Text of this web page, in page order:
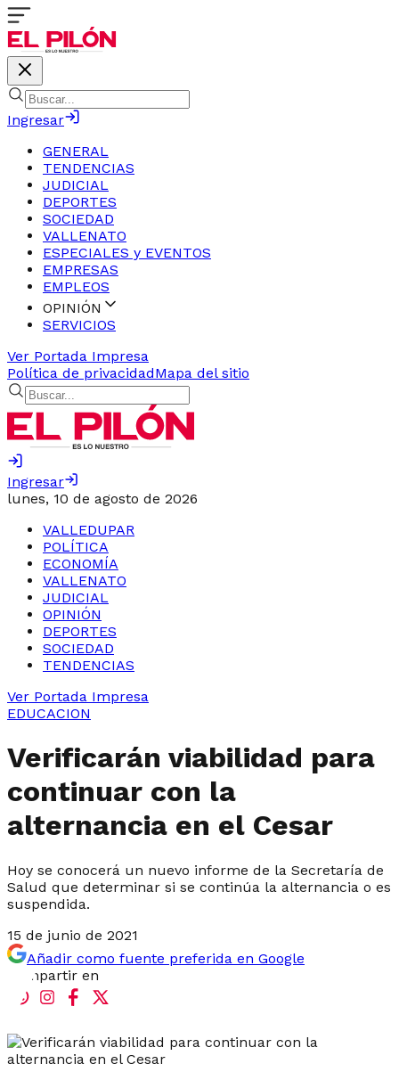
Ingresar
GENERAL
TENDENCIAS
JUDICIAL
DEPORTES
SOCIEDAD
VALLENATO
ESPECIALES y EVENTOS
EMPRESAS
EMPLEOS
OPINIÓN
SERVICIOS
Ver Portada Impresa
Política de privacidadMapa del sitio
Ingresar
lunes, 10 de agosto de 2026
VALLEDUPAR
POLÍTICA
ECONOMÍA
VALLENATO
JUDICIAL
OPINIÓN
DEPORTES
SOCIEDAD
TENDENCIAS
Ver Portada Impresa
EDUCACION
Verificarán viabilidad para
continuar con la
alternancia en el Cesar
Hoy se conocerá un nuevo informe de la Secretaría de
Salud que determinar si se continúa la alternancia o es
suspendida.
15 de junio de 2021
Añadir como fuente preferida en Google
Compartir en